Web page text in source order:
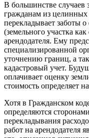
В большинстве
гражданам из целинных
перекладывает заботы
(земельного участка
арендодателя. Ему
специализированной
уточнению границ, а
кадастровый учет.
оплачивает оценку
стоимость определяет
Хотя в Гражданском
определяются
перекладывания
работ на арендодателя